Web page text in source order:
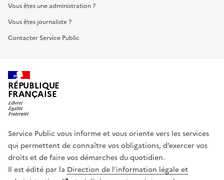
Vous êtes une administration ?
Vous êtes journaliste ?
Contacter Service Public
RÉPUBLIQUE
FRANÇAISE
Service Public vous informe et vous oriente vers les services
qui permettent de connaître vos obligations, d’exercer vos
droits et de faire vos démarches du quotidien.
Il est édité par la Direction de l’information légale et